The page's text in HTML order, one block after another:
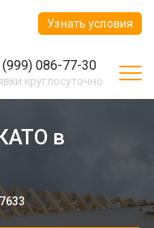
Узнать условия
(999) 086-77-30
круглосуточно
в